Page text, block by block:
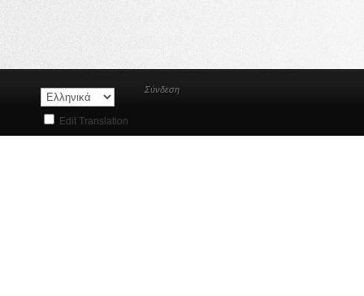
Edit Translation
Σύνδεση